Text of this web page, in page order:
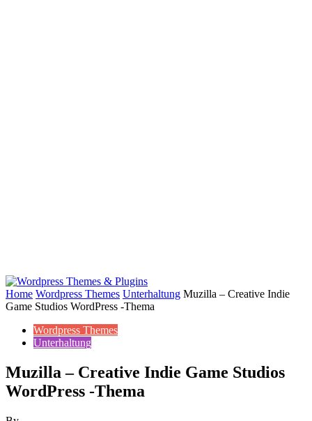
Home Wordpress Themes Unterhaltung Muzilla – Creative Indie
Game Studios WordPress -Thema
Wordpress Themes
Unterhaltung
Muzilla – Creative Indie Game Studios
WordPress -Thema